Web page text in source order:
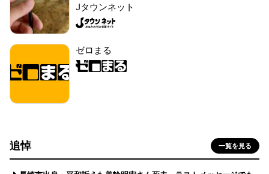
Jタウンネット
ゼロまる
追悼 一覧を見る